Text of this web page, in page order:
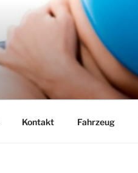
Kontakt Fahrzeug